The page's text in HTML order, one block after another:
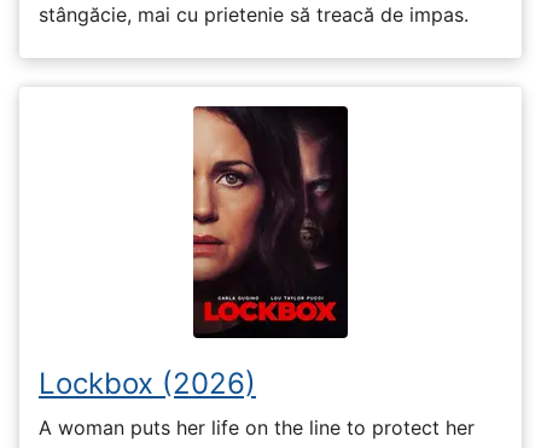
stângăcie, mai cu prietenie să treacă de impas.
Lockbox (2026)
A woman puts her life on the line to protect her